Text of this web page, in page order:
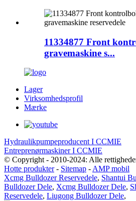
11334877 Front
gravemaskine s...
Lager
Virksomhedsprofil
Mærke
Hydraulikpumpeproducent I CCMIE
Entreprenørmaskiner I CCMIE
© Copyright - 2010-2024: Alle
Hotte produkter- Sitemap - AMP mobil
Xcmg Bulldozer Reservedele, Shantui
Bulldozer Dele, Xcmg Bulldozer Dele,
Reservedele, Liugong Bulldozer Dele,